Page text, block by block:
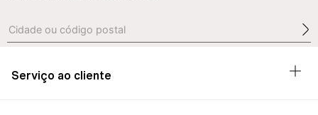
Serviço ao cliente